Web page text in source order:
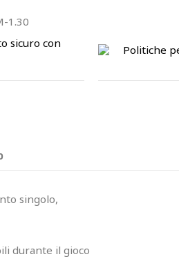
1.30
sicuro con
Politiche
singolo,
durante il gioco